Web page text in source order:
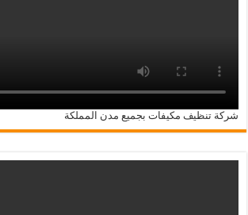
شركة تنظيف مكيفات بجميع مدن المملكة